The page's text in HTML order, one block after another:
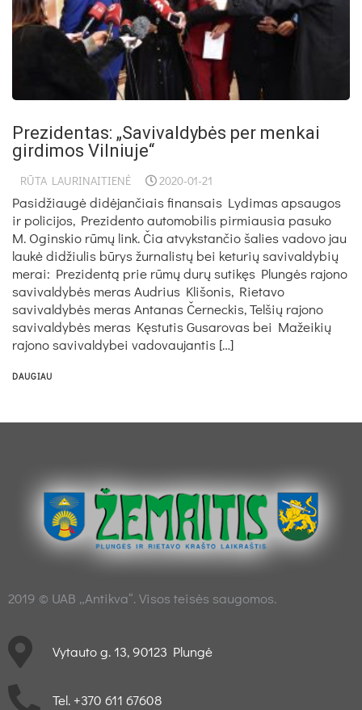
Pre­zi­den­tas: „Sa­vi­val­dy­bės per men­kai
gir­di­mos Vil­niu­je“
RŪTA LAURINAITIENĖ 2020-01-21
Pasidžiaugė didėjančiais finansais Lydimas apsaugos
ir policijos, Prezidento automobilis pirmiausia pasuko
M. Oginskio rūmų link. Čia atvykstančio šalies vadovo jau
laukė didžiulis būrys žurnalistų bei keturių savivaldybių
merai: Prezidentą prie rūmų durų sutikęs Plungės rajono
savivaldybės meras Audrius Klišonis, Rietavo
savivaldybės meras Antanas Černeckis, Telšių rajono
savivaldybės meras Kęstutis Gusarovas bei Mažeikių
rajono savivaldybei vadovaujantis […]
DAUGIAU
2019 © UAB „Antikva“. Visos teisės saugomos.
Vytauto g. 13, 90123 Plungė
Tel. +370 611 67608